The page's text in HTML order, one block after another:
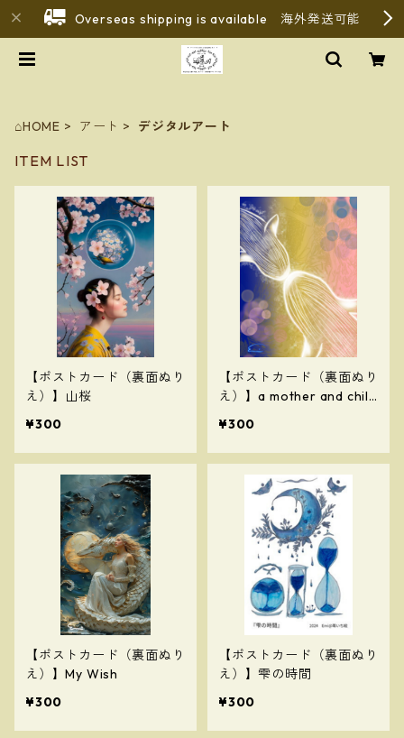
Overseas shipping is available 海外発送可能
⌂HOME アート デジタルアート
ITEM LIST
【ポストカード（裏面ぬり
え）】山桜
¥300
【ポストカード（裏面ぬり
え）】a mother and child
¥300
【ポストカード（裏面ぬり
え）】My Wish
¥300
【ポストカード（裏面ぬり
え）】雫の時間
¥300